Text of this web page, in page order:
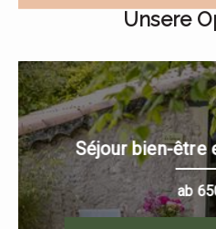
Unsere
Séjour bien-être
ab